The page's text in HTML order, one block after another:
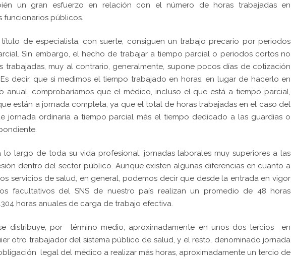
un gran esfuerzo en relación con el número de horas trabajadas en
funcionarios públicos.
de especialista, con suerte, consiguen un trabajo precario por periodos
Sin embargo, el hecho de trabajar a tiempo parcial o periodos cortos no
trabajadas, muy al contrario, generalmente, supone pocos días de cotización
decir, que si medimos el tiempo trabajado en horas, en lugar de hacerlo en
anual, comprobaríamos que el médico, incluso el que está a tiempo parcial,
están a jornada completa, ya que el total de horas trabajadas en el caso del
jornada ordinaria a tiempo parcial más el tiempo dedicado a las guardias o
lo largo de toda su vida profesional, jornadas laborales muy superiores a las
dentro del sector público. Aunque existen algunas diferencias en cuanto a
servicios de salud, en general, podemos decir que desde la entrada en vigor
facultativos del SNS de nuestro país realizan un promedio de 48 horas
horas anuales de carga de trabajo efectiva.
distribuye, por término medio, aproximadamente en unos dos tercios en
otro trabajador del sistema público de salud, y el resto, denominado jornada
legal del médico a realizar más horas, aproximadamente un tercio de